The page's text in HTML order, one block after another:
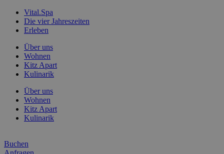
Vital.Spa
Die vier Jahreszeiten
Erleben
Über uns
Wohnen
Kitz Apart
Kulinarik
Über uns
Wohnen
Kitz Apart
Kulinarik
Buchen